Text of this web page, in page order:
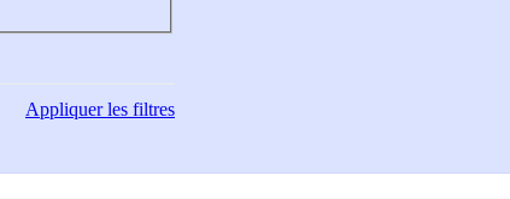
Appliquerles filtres